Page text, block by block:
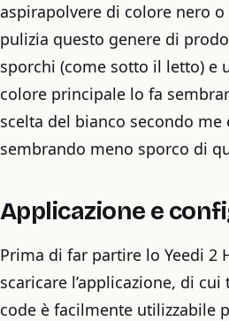
aspirapolvere di colore nero
pulizia questo genere di
sporchi (come sotto il letto) e
colore principale lo fa
scelta del bianco secondo me
sembrando meno sporco di
Applicazione e
Prima di far partire lo Yeedi 2
scaricare l’applicazione, di
code è facilmente utilizzabile